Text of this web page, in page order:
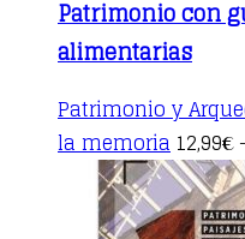
Patrimonio con
alimentarias
Patrimonio y
la memoria This
product
has
multiple
12,99€